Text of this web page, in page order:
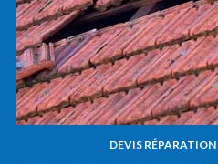
DEVIS